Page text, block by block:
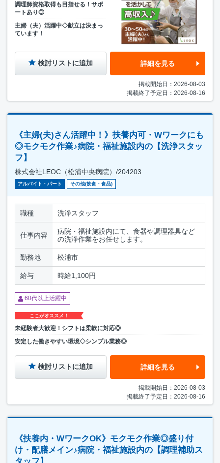
調理師資格取得も目指せる！サポ
ートあり◎
主婦（夫）活躍中◇献立は決まっ
ています！
検討リストに追加 詳細を見る
掲載開始日：2026-08-03
掲載終了予定日：2026-08-16
《主婦(夫)さん活躍中！》扶養内可・Wワークにも
◎モクモク作業♪病院・福祉施設内の【洗浄スタッ
フ】
株式会社LEOC（松浦中央病院）/204203
アルバイト・パート その他(飲食・食品)
職種 洗浄スタッフ
仕事内容
病院・福祉施設内にて、食器や調理器具など
の洗浄作業をお任せします。
勤務地 松浦市
給与 時給1,100円
60代以上活躍中
ここがオススメ！
未経験者大歓迎！シフトは柔軟に対応◎
安定した働きやすい環境◇シンプル業務◎
検討リストに追加 詳細を見る
掲載開始日：2026-08-03
掲載終了予定日：2026-08-16
《扶養内・WワークOK》モクモク作業◎盛り付
け・配膳メイン♪病院・福祉施設内の【調理補助ス